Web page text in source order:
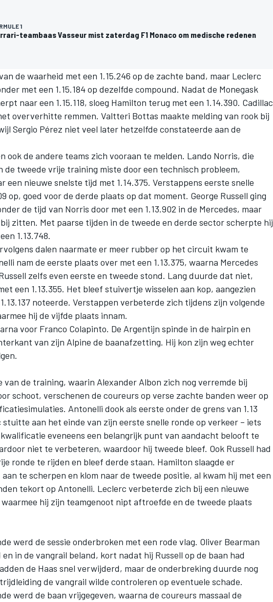
1
teambaas Vasseur mist zaterdag F1 Monaco om medische redenen
de waarheid met een 1.15.246 op de zachte band, maar Leclerc
met een 1.15.184 op dezelfde compound. Nadat de Monegask
naar een 1.15.118, sloeg Hamilton terug met een 1.14.390. Cadillac
oververhitte remmen. Valtteri Bottas maakte melding van rook bij
Sergio Pérez niet veel later hetzelfde constateerde aan de
ook de andere teams zich vooraan te melden. Lando Norris, die
de tweede vrije training miste door een technisch probleem,
een nieuwe snelste tijd met 1.14.375. Verstappens eerste snelle
op, goed voor de derde plaats op dat moment. George Russell ging
de tijd van Norris door met een 1.13.902 in de Mercedes, maar
zitten. Met paarse tijden in de tweede en derde sector scherpte hij
1.13.748.
dalen naarmate er meer rubber op het circuit kwam te
nam de eerste plaats over met een 1.13.375, waarna Mercedes
zelfs even eerste en tweede stond. Lang duurde dat niet,
een 1.13.355. Het bleef stuivertje wisselen aan kop, aangezien
noteerde. Verstappen verbeterde zich tijdens zijn volgende
hij de vijfde plaats innam.
voor Franco Colapinto. De Argentijn spinde in de hairpin en
van zijn Alpine de baanafzetting. Hij kon zijn weg echter
van de training, waarin Alexander Albon zich nog verremde bij
schoot, verschenen de coureurs op verse zachte banden weer op
Antonelli dook als eerste onder de grens van 1.13
stuitte aan het einde van zijn eerste snelle ronde op verkeer – iets
eveneens een belangrijk punt van aandacht belooft te
niet te verbeteren, waardoor hij tweede bleef. Ook Russell had
ronde te rijden en bleef derde staan. Hamilton slaagde er
te scherpen en klom naar de tweede positie, al kwam hij met een
tekort op Antonelli. Leclerc verbeterde zich bij een nieuwe
waarmee hij zijn teamgenoot nipt aftroefde en de tweede plaats
werd de sessie onderbroken met een rode vlag. Oliver Bearman
in de vangrail beland, kort nadat hij Russell op de baan had
de Haas snel verwijderd, maar de onderbreking duurde nog
de vangrail wilde controleren op eventuele schade.
werd de baan vrijgegeven, waarna de coureurs massaal de